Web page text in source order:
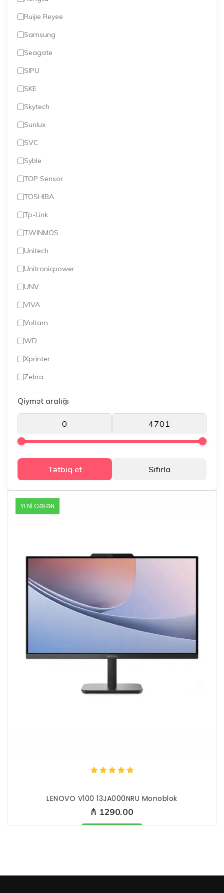
Ruijie Reyee
Samsung
Seagate
SIPU
SKE
Skytech
Sunlux
SVC
Syble
TOP Sensor
TOSHIBA
Tp-Link
TWINMOS
Unitech
Unitronicpower
UNV
VIVA
Voltam
WD
Xprinter
Zebra
Qiymət aralığı
Tətbiq et Sıfırla
YENİ GƏLƏN
LENOVO V100 13JA000NRU Monoblok
₼ 1290.00
Məhsul mövcuddur